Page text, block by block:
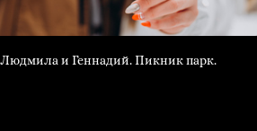
Людмила и Геннадий. Пикник парк.